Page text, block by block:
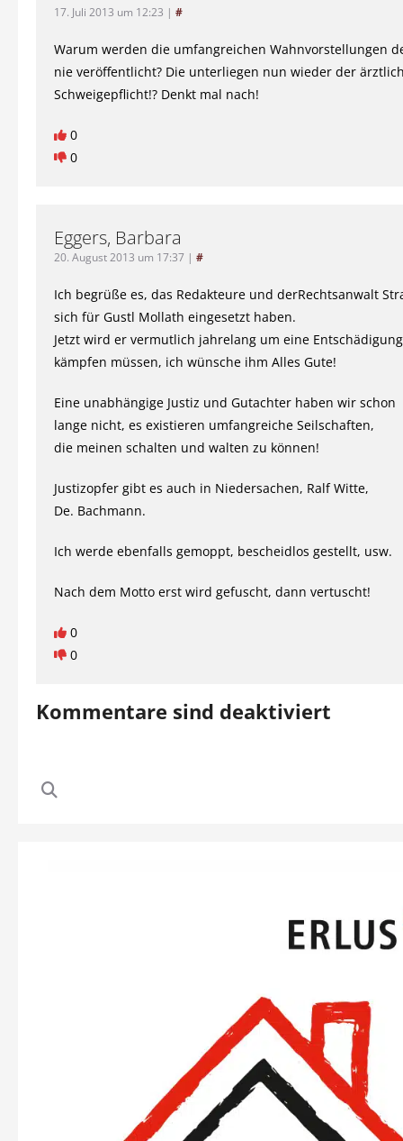
17. Juli 2013 um 12:23 | #
Warum werden die umfangreichen Wahnvorstellungen
nie veröffentlicht? Die unterliegen nun wieder der
Schweigepflicht!? Denkt mal nach!
0
0
Eggers, Barbara
20. August 2013 um 17:37 | #
Ich begrüße es, das Redakteure und derRechtsanwalt
sich für Gustl Mollath eingesetzt haben.
Jetzt wird er vermutlich jahrelang um eine Entschädigung
kämpfen müssen, ich wünsche ihm Alles Gute!
Eine unabhängige Justiz und Gutachter haben wir schon
lange nicht, es existieren umfangreiche Seilschaften,
die meinen schalten und walten zu können!
Justizopfer gibt es auch in Niedersachen, Ralf Witte,
De. Bachmann.
Ich werde ebenfalls gemoppt, bescheidlos gestellt, usw.
Nach dem Motto erst wird gefuscht, dann vertuscht!
0
0
Kommentare sind deaktiviert